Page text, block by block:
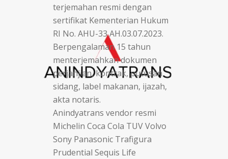
terjemahan resmi dengan
sertifikat Kementerian Hukum
RI No. AHU-33 AH.03.07.2023.
Berpengalaman 15 tahun
menterjemahkan dokumen
perjanjian, kontrak, putusan
sidang, label makanan, ijazah,
akta notaris.
Anindyatrans vendor resmi
Michelin Coca Cola TUV Volvo
Sony Panasonic Trafigura
Prudential Sequis Life